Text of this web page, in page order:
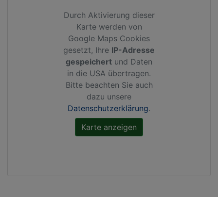
Durch Aktivierung dieser
Karte werden von
Google Maps Cookies
gesetzt, Ihre IP-Adresse
gespeichert und Daten
in die USA übertragen.
Bitte beachten Sie auch
dazu unsere
Datenschutzerklärung.